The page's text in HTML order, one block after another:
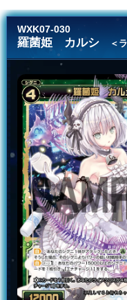
WXK07-030
羅菌姫 カルシ ＜